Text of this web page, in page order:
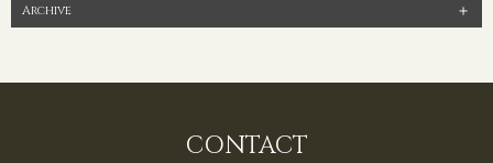
Archive
CONTACT